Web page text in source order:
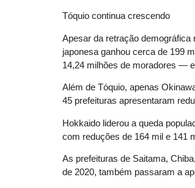
Tóquio continua crescendo
Apesar da retração demográfica
japonesa ganhou cerca de 199
14,24 milhões de moradores —
Além de Tóquio, apenas
45 prefeituras apresentaram
Hokkaido liderou a queda
com reduções de 164 mil e 141
As prefeituras de Saitama,
de 2020, também passaram a